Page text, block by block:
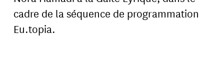
cadre de la séquence de programmation
Eu.topia.